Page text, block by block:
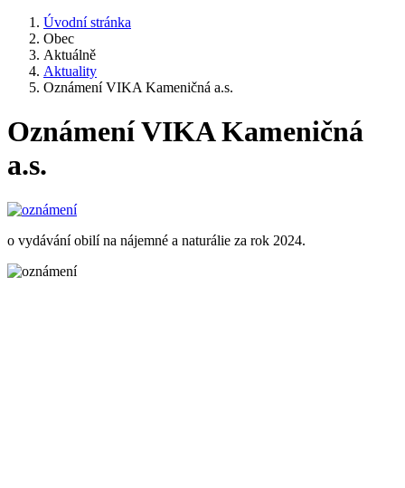
Úvodní stránka
Obec
Aktuálně
Aktuality
Oznámení VIKA Kameničná a.s.
Oznámení VIKA Kameničná
a.s.
o vydávání obilí na nájemné a naturálie za rok 2024.